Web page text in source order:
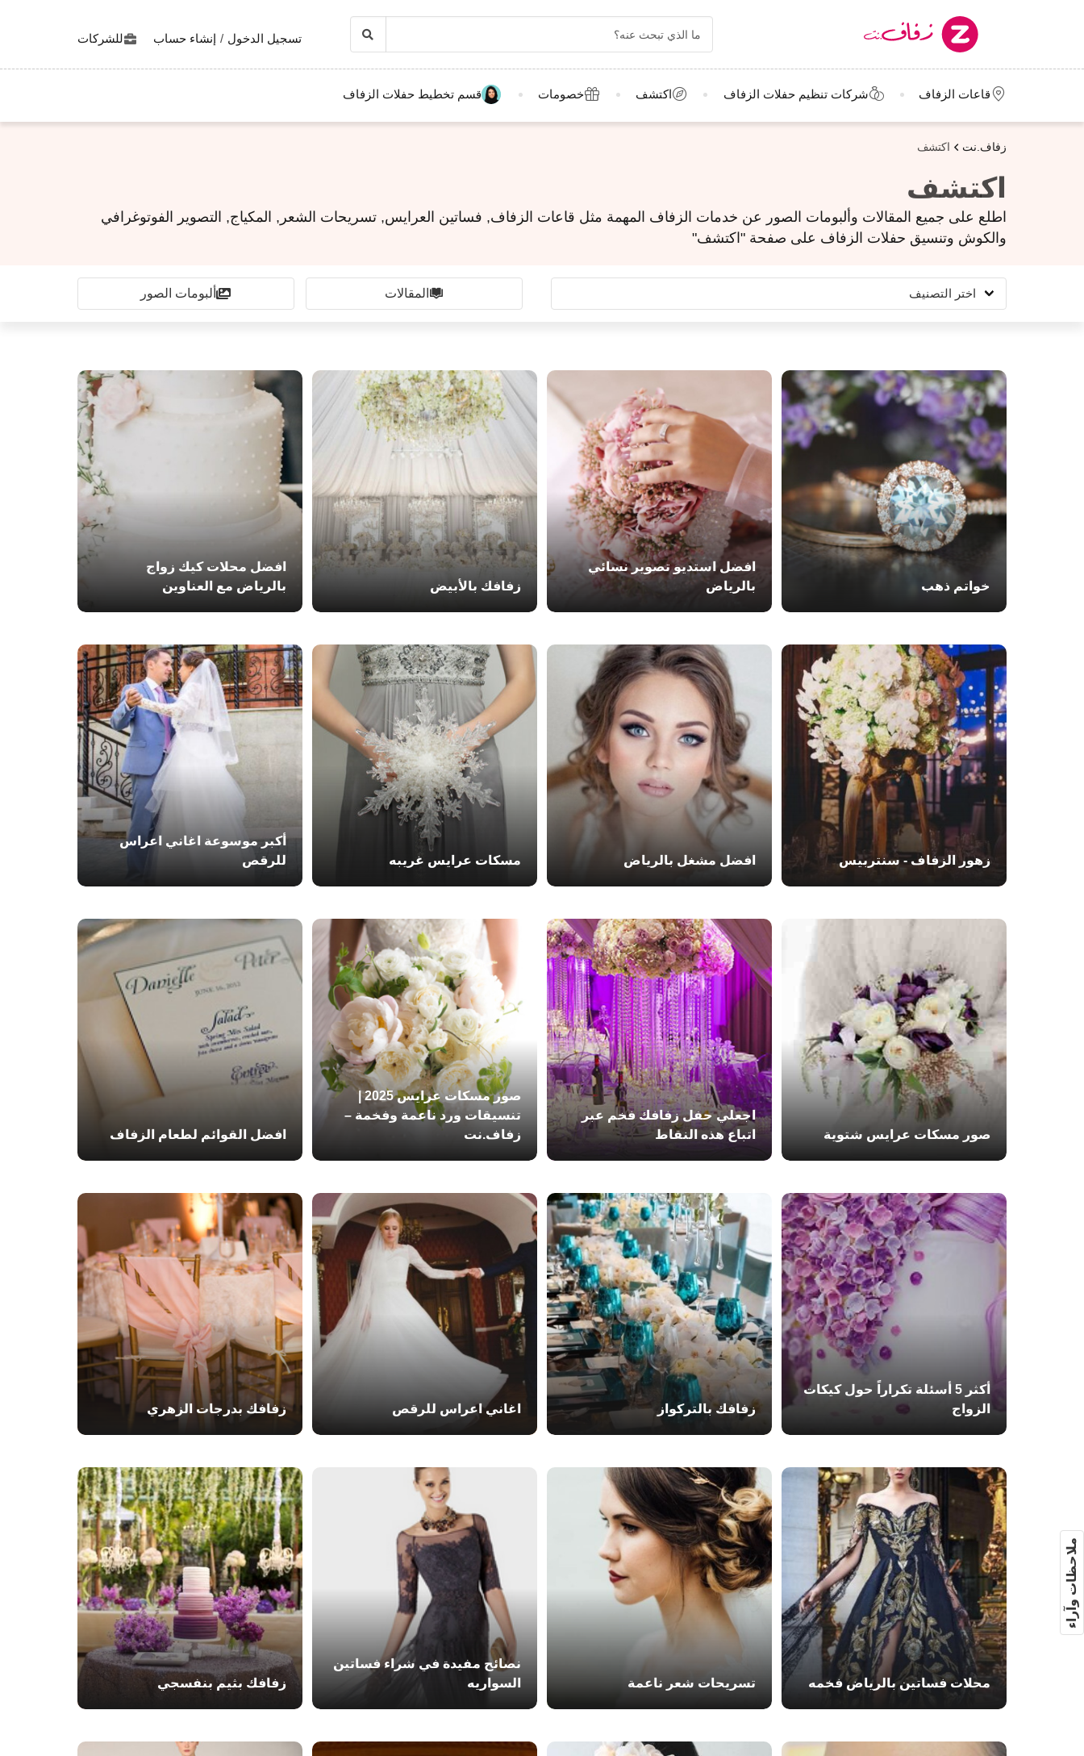
تسجيل الدخول / إنشاء حساب للشركات
قاعات الزفاف شركات تنظيم حفلات الزفاف اكتشف خصومات قسم تخطيط حفلات الزفاف
زفاف.نت اكتشف
اكتشف
اطلع على جميع المقالات وألبومات الصور عن خدمات الزفاف المهمة مثل قاعات الزفاف, فساتين العرايس, تسريحات الشعر, المكياج, التصوير الفوتوغرافي
والكوش وتنسيق حفلات الزفاف على صفحة "اكتشف"
المقالات ألبومات الصور
خواتم ذهب
افضل استديو تصوير نسائي
بالرياض
زفافك بالأبيض
افضل محلات كيك زواج
بالرياض مع العناوين
زهور الزفاف - سنتربيس افضل مشغل بالرياض مسكات عرايس غريبه
أكبر موسوعة اغاني اعراس
للرقص
صور مسكات عرايس شتوية
اجعلي حفل زفافك فخم عبر
اتباع هذه النقاط
صور مسكات عرايس 2025 |
تنسيقات ورد ناعمة وفخمة –
زفاف.نت
افضل القوائم لطعام الزفاف
أكثر 5 أسئلة تكراراً حول كيكات
الزواج
زفافك بالتركواز اغاني اعراس للرقص زفافك بدرجات الزهري
محلات فساتين بالرياض فخمه تسريحات شعر ناعمة
نصائح مفيدة في شراء فساتين
السواريه
زفافك بثيم بنفسجي
ملاحظات وآراء